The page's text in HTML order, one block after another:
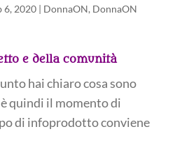
6, 2020| DonnaON, DonnaON
e della comunità
hai chiaro cosa sono
quindi il momento di
di infoprodotto conviene